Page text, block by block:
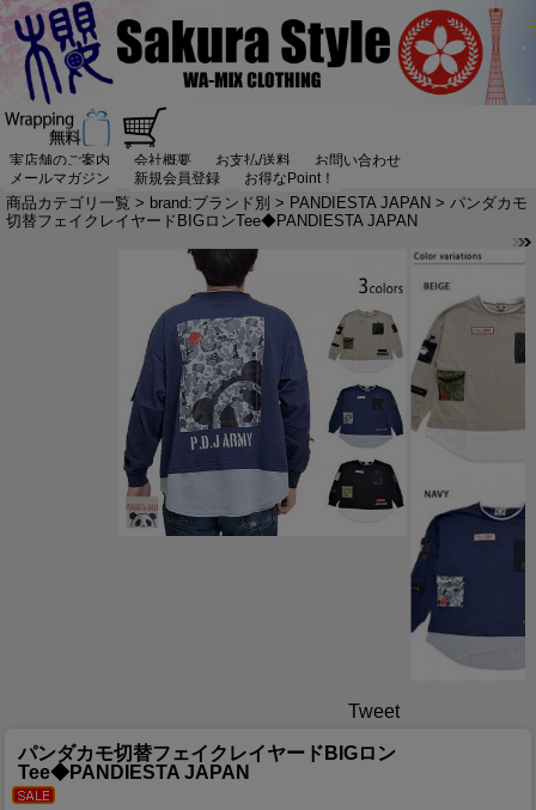
実店舗のご案内 会社概要 お支払/送料
お問い合わせ
メールマガジン
新規会員登録 お得なPoint！
商品カテゴリ一覧 > brand:ブランド別 > PANDIESTA JAPAN > パンダカモ
切替フェイクレイヤードBIGロンTee◆PANDIESTA JAPAN
Tweet
パンダカモ切替フェイクレイヤードBIGロン
Tee◆PANDIESTA JAPAN